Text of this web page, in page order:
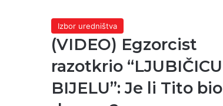
Izbor uredništva
(VIDEO) Egzorcist
razotkrio “LJUBIČICU
BIJELU”: Je li Tito bio